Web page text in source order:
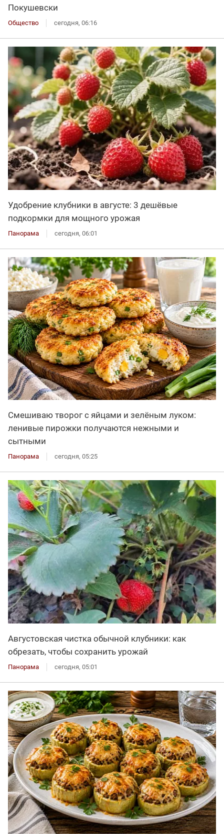
Покушевски
Общество сегодня, 06:16
Удобрение клубники в августе: 3 дешёвые
подкормки для мощного урожая
Панорама сегодня, 06:01
Смешиваю творог с яйцами и зелёным луком:
ленивые пирожки получаются нежными и
сытными
Панорама сегодня, 05:25
Августовская чистка обычной клубники: как
обрезать, чтобы сохранить урожай
Панорама сегодня, 05:01